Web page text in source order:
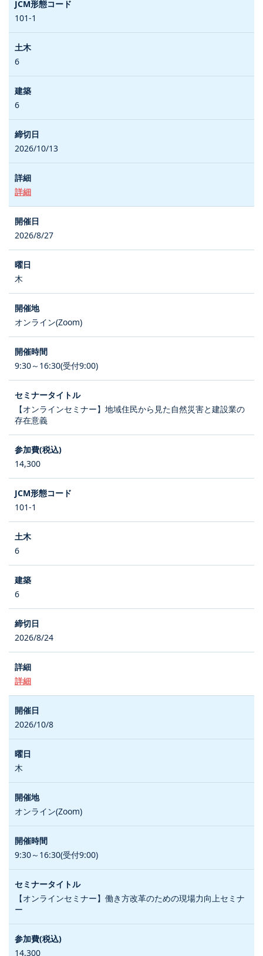
101-1
6
6
2026/10/13
詳細
2026/8/27
木
オンライン(Zoom)
9:30～16:30(受付9:00)
【オンラインセミナー】地域住民から見た自然災害と建設業の
存在意義
14,300
101-1
6
6
2026/8/24
詳細
2026/10/8
木
オンライン(Zoom)
9:30～16:30(受付9:00)
【オンラインセミナー】働き方改革のための現場力向上セミナ
ー
14,300